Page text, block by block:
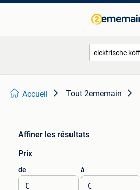
Accueil Tout 2ememain
Affiner les résultats
Prix
de
€
à
€